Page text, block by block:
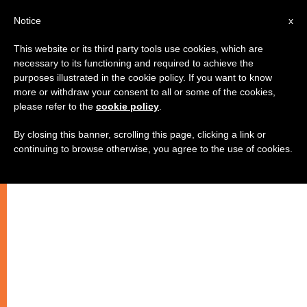
وحده الحب يستحق الإيمان والثقة
–
x
Notice
This website or its third party tools use cookies, which are
necessary to its functioning and required to achieve the
purposes illustrated in the cookie policy. If you want to know
more or withdraw your consent to all or some of the cookies,
please refer to the cookie policy
By closing this banner, scrolling this page, clicking a link or
continuing to browse otherwise, you agree to the use of cookies.